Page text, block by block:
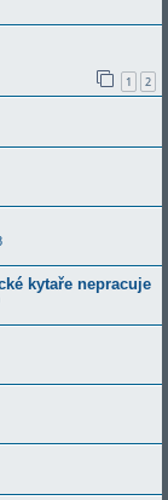
1 2
kytaře nepracuje